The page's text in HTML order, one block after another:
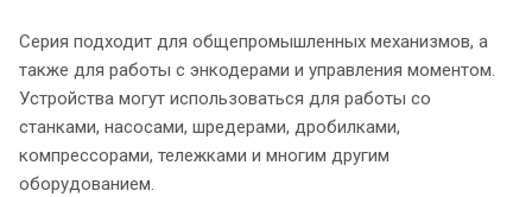
Серия подходит для общепромышленных механизмов, а
также для работы с энкодерами и управления моментом.
Устройства могут использоваться для работы со
станками, насосами, шредерами, дробилками,
компрессорами, тележками и многим другим
оборудованием.